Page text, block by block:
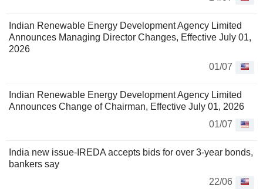
Indian Renewable Energy Development Agency Limited
Announces Managing Director Changes, Effective July 01,
2026
01/07
Indian Renewable Energy Development Agency Limited
Announces Change of Chairman, Effective July 01, 2026
01/07
India new issue-IREDA accepts bids for over 3-year bonds,
bankers say
22/06